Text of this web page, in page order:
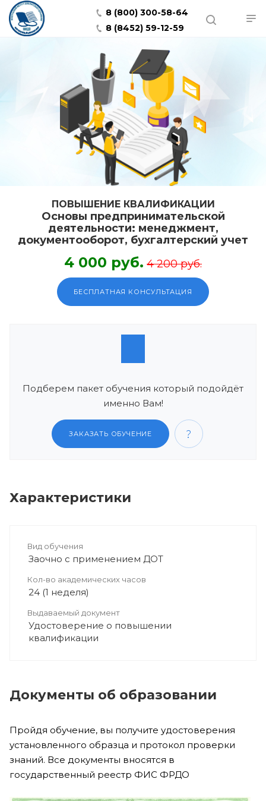
8 (800) 300-58-64
8 (8452) 59-12-59
ПОВЫШЕНИЕ КВАЛИФИКАЦИИ
Основы предпринимательской
деятельности: менеджмент,
документооборот, бухгалтерский учет
4 000 руб. 4 200 руб.
БЕСПЛАТНАЯ КОНСУЛЬТАЦИЯ
Подберем пакет обучения который подойдёт
именно Вам!
ЗАКАЗАТЬ ОБУЧЕНИЕ
Характеристики
Вид обучения
Заочно с применением ДОТ
Кол-во академических часов
24 (1 неделя)
Выдаваемый документ
Удостоверение о повышении
квалификации
Документы об образовании
Пройдя обучение, вы получите удостоверения
установленного образца и протокол проверки
знаний. Все документы вносятся в
государственный реестр ФИС ФРДО